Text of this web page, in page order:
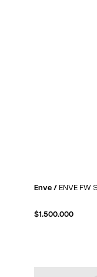
Enve / ENVE FW
$1.500.000